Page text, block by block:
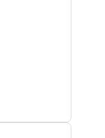
トイレ・
ちしてお
ッチン共